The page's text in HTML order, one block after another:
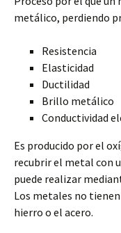
metálico, perdiendo
Resistencia
Elasticidad
Ductilidad
Brillo metálico
Conductividad
Es producido por el
recubrir el metal con
puede realizar
Los metales no
hierro o el acero.